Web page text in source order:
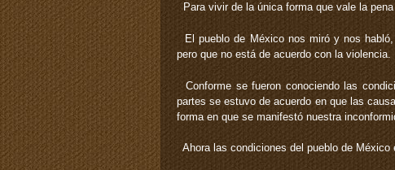
Para vivir de la única forma que vale la
El pueblo de México nos miró y nos
pero que no está de acuerdo con la violencia.
Conforme se fueron conociendo las
partes se estuvo de acuerdo en que las
forma en que se manifestó nuestra
Ahora las condiciones del pueblo de México